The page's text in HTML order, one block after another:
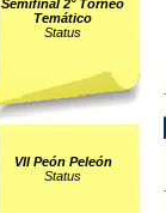
Semifinal 2° Torneo
Temático
Status
VII Peón Peleón
Status